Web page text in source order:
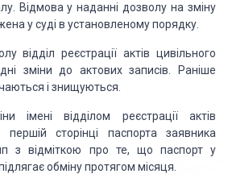
Відмова у наданні дозволу на зміну
у суді в установленому порядку.
відділ реєстрації актів цивільного
зміни до актових записів. Раніше
і знищуються.
імені відділом реєстрації актів
сторінці паспорта заявника
з відміткою про те, що паспорт у
обміну протягом місяця.